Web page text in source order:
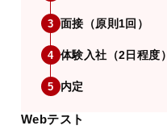
3 面接（原則1回）
4 体験入社（2日程度）
5 内定
Webテスト